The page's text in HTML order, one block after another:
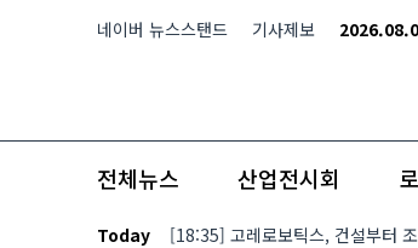
네이버 뉴스스탠드 기사제보
전체뉴스 산업전시회
Today [18:35] 고레로보틱스, 건설부터